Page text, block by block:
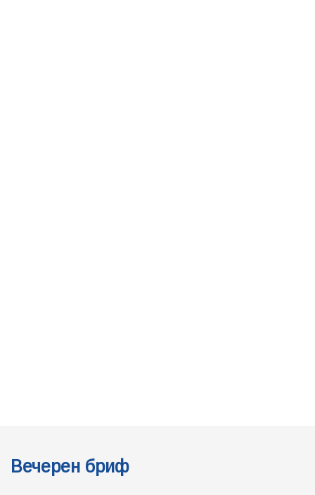
Вечерен бриф